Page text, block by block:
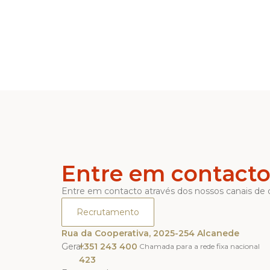
Entre em contacto
Entre em contacto através dos nossos canais de
Recrutamento
Rua da Cooperativa, 2025-254 Alcanede
Geral:+351 243 400
423
Chamada para a rede fixa nacional